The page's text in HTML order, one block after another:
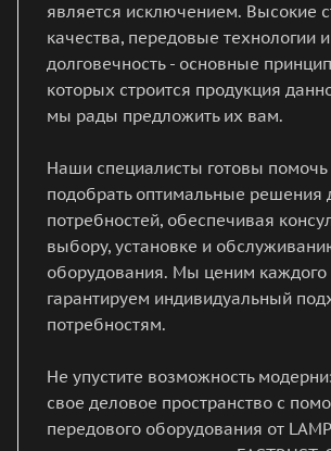
является исключением. Высокие
качества, передовые технологии и
долговечность - основные
которых строится продукция
мы рады предложить их вам.
Наши специалисты готовы помочь
подобрать оптимальные решения
потребностей, обеспечивая
выбору, установке и
оборудования. Мы ценим каждого
гарантируем индивидуальный
потребностям.
Не упустите возможность
свое деловое пространство с
передового оборудования от